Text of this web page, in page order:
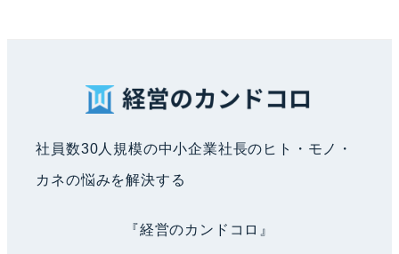
ゲ
社員数30人規模の中小企業社長のヒト・モノ・
カネの悩みを解決する
『経営のカンドコロ』